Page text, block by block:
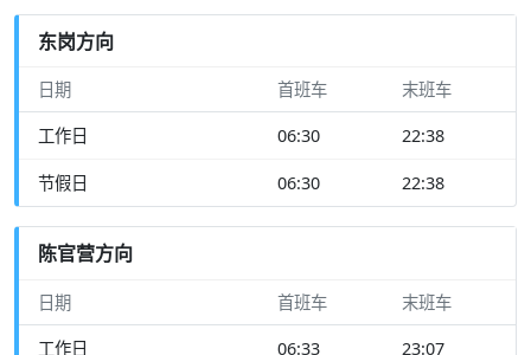
东岗方向
日期 首班车 末班车
工作日 06:30 22:38
节假日 06:30 22:38
陈官营方向
日期 首班车 末班车
工作日 06:33 23:07